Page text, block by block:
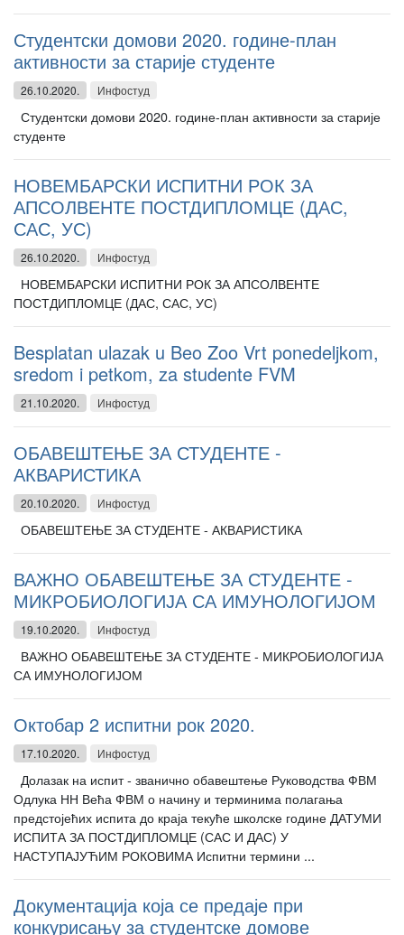
Студентски домови 2020. године-план
активности за старије студенте
26.10.2020. Инфостуд
Студентски домови 2020. године-план активности за старије
студенте
НОВЕМБАРСКИ ИСПИТНИ РОК ЗА
АПСОЛВЕНТЕ ПОСТДИПЛОМЦЕ (ДАС,
САС, УС)
26.10.2020. Инфостуд
НОВЕМБАРСКИ ИСПИТНИ РОК ЗА АПСОЛВЕНТЕ
ПОСТДИПЛОМЦЕ (ДАС, САС, УС)
Besplatan ulazak u Beo Zoo Vrt ponedeljkom,
sredom i petkom, za studente FVM
21.10.2020. Инфостуд
ОБАВЕШТЕЊЕ ЗА СТУДЕНТЕ -
АКВАРИСТИКА
20.10.2020. Инфостуд
ОБАВЕШТЕЊЕ ЗА СТУДЕНТЕ - АКВАРИСТИКА
ВАЖНО ОБАВЕШТЕЊЕ ЗА СТУДЕНТЕ -
МИКРОБИОЛОГИЈА СА ИМУНОЛОГИЈОМ
19.10.2020. Инфостуд
ВАЖНО ОБАВЕШТЕЊЕ ЗА СТУДЕНТЕ - МИКРОБИОЛОГИЈА
СА ИМУНОЛОГИЈОМ
Октобар 2 испитни рок 2020.
17.10.2020. Инфостуд
Долазак на испит - званично обавештење Руководства ФВМ
Одлука НН Већа ФВМ о начину и терминима полагања
предстојећих испита до краја текуће школске године ДАТУМИ
ИСПИТА ЗА ПОСТДИПЛОМЦЕ (САС И ДАС) У
НАСТУПАЈУЋИМ РОКОВИМА Испитни термини ...
Документација која се предаје при
конкурисању за студентске домове